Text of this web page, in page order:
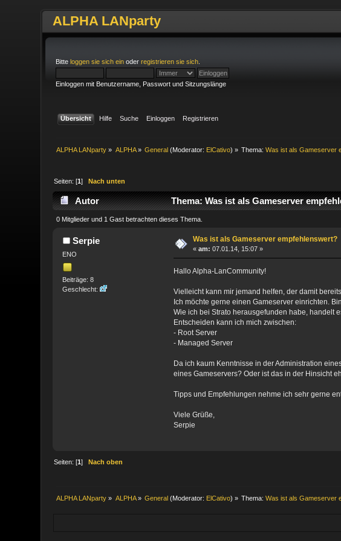
ALPHA LANparty
Bitteloggen sie sich ein oderregistrieren sie sich
Einloggen mit Benutzername, Passwort und Sitzungslänge
Übersicht Hilfe Suche Einloggen Registrieren
ALPHA LANparty » ALPHA» General (Moderator: ElCativo) » Thema:Was ist als Gameserver
Seiten: [1]Nach unten
Autor Thema: Was ist als Gameserver
0 Mitglieder und 1 Gast betrachten dieses Thema.
Serpie
ENO
Beiträge: 8
Geschlecht:
Was ist als Gameserver empfehlenswert?
«am: 07.01.14, 15:07 »
Hallo Alpha-LanCommunity!
Vielleicht kann mir jemand helfen, der damit
Ich möchte gerne einen Gameserver einrichten.
Wie ich bei Strato herausgefunden habe, handelt
Entscheiden kann ich mich zwischen:
- Root Server
- Managed Server
Da ich kaum Kenntnisse in der Administration
eines Gameservers? Oder ist das in der Hinsicht
Tipps und Empfehlungen nehme ich sehr gerne
Viele Grüße,
Serpie
Seiten: [1]Nach oben
ALPHA LANparty » ALPHA» General (Moderator: ElCativo) » Thema:Was ist als Gameserver